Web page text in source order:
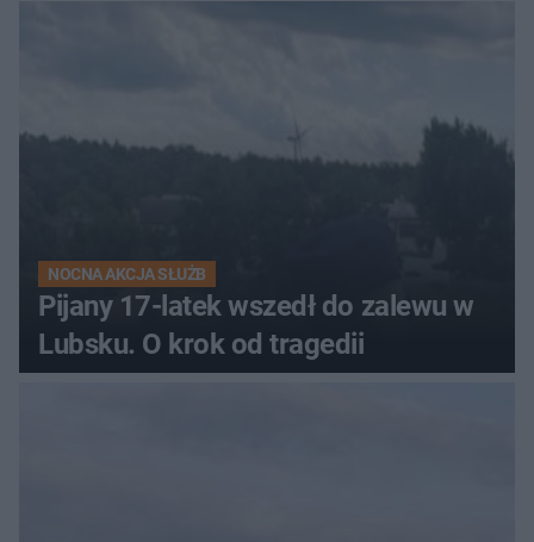
NOCNA AKCJA SŁUŻB
Pijany 17-latek wszedł do zalewu w
Lubsku. O krok od tragedii